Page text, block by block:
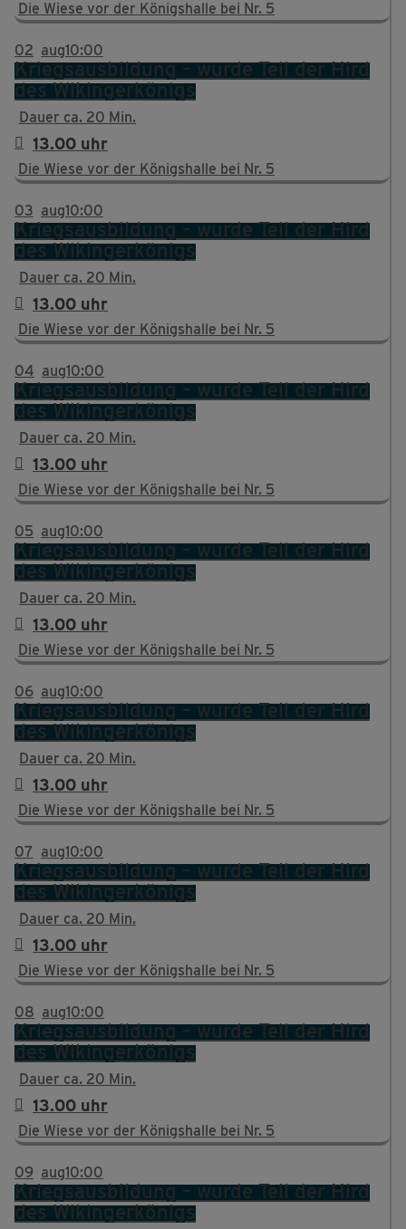
Die Wiese vor der Königshalle bei Nr. 5
02 aug10:00
Kriegsausbildung – wurde Teil der Hird
des Wikingerkönigs
Dauer ca. 20 Min.
13.00 uhr
Die Wiese vor der Königshalle bei Nr. 5
03 aug10:00
Kriegsausbildung – wurde Teil der Hird
des Wikingerkönigs
Dauer ca. 20 Min.
13.00 uhr
Die Wiese vor der Königshalle bei Nr. 5
04 aug10:00
Kriegsausbildung – wurde Teil der Hird
des Wikingerkönigs
Dauer ca. 20 Min.
13.00 uhr
Die Wiese vor der Königshalle bei Nr. 5
05 aug10:00
Kriegsausbildung – wurde Teil der Hird
des Wikingerkönigs
Dauer ca. 20 Min.
13.00 uhr
Die Wiese vor der Königshalle bei Nr. 5
06 aug10:00
Kriegsausbildung – wurde Teil der Hird
des Wikingerkönigs
Dauer ca. 20 Min.
13.00 uhr
Die Wiese vor der Königshalle bei Nr. 5
07 aug10:00
Kriegsausbildung – wurde Teil der Hird
des Wikingerkönigs
Dauer ca. 20 Min.
13.00 uhr
Die Wiese vor der Königshalle bei Nr. 5
08 aug10:00
Kriegsausbildung – wurde Teil der Hird
des Wikingerkönigs
Dauer ca. 20 Min.
13.00 uhr
Die Wiese vor der Königshalle bei Nr. 5
09 aug10:00
Kriegsausbildung – wurde Teil der Hird
des Wikingerkönigs